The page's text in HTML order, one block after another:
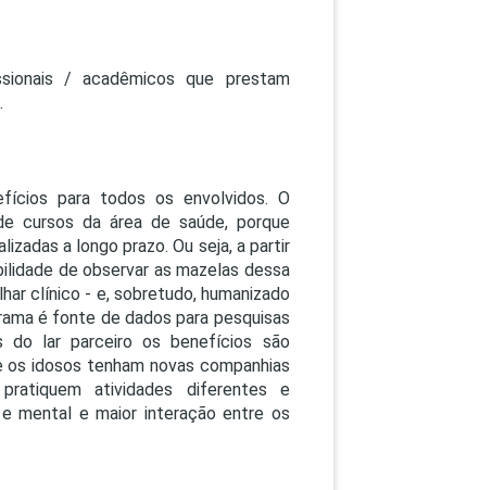
/ acadêmicos que prestam
para todos os envolvidos. O
cursos da área de saúde, porque
a longo prazo. Ou seja, a partir
de observar as mazelas dessa
clínico - e, sobretudo, humanizado
é fonte de dados para pesquisas
do lar parceiro os benefícios são
idosos tenham novas companhias
atividades diferentes e
mental e maior interação entre os